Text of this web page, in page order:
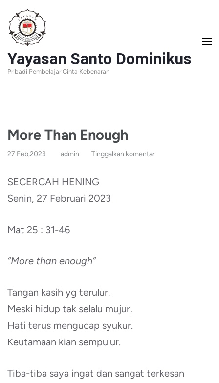
Lompat
ke
konten
(Tekan
Enter)
Yayasan Santo Dominikus
Pribadi Pembelajar Cinta Kebenaran
More Than Enough
27 Feb,2023 admin Tinggalkan komentar
SECERCAH HENING
Senin, 27 Februari 2023
Mat 25 : 31-46
“More than enough”
Tangan kasih yg terulur,
Meski hidup tak selalu mujur,
Hati terus mengucap syukur.
Keutamaan kian sempulur.
Tiba-tiba saya ingat dan sangat terkesan